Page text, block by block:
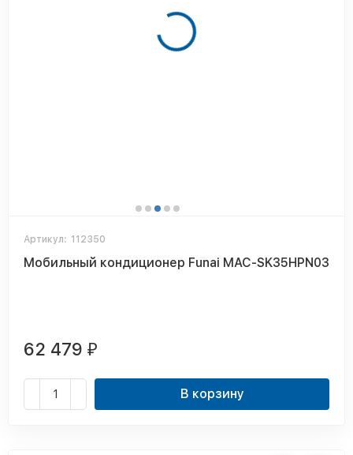
Артикул: 112350
Мобильный кондиционер Funai MAC-SK35HPN03
62 479 ₽
В корзину